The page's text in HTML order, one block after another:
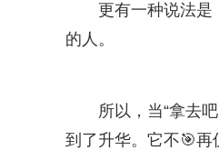
更有一种说法是
的人。
所以，当“拿去
到了升华。它不🎯